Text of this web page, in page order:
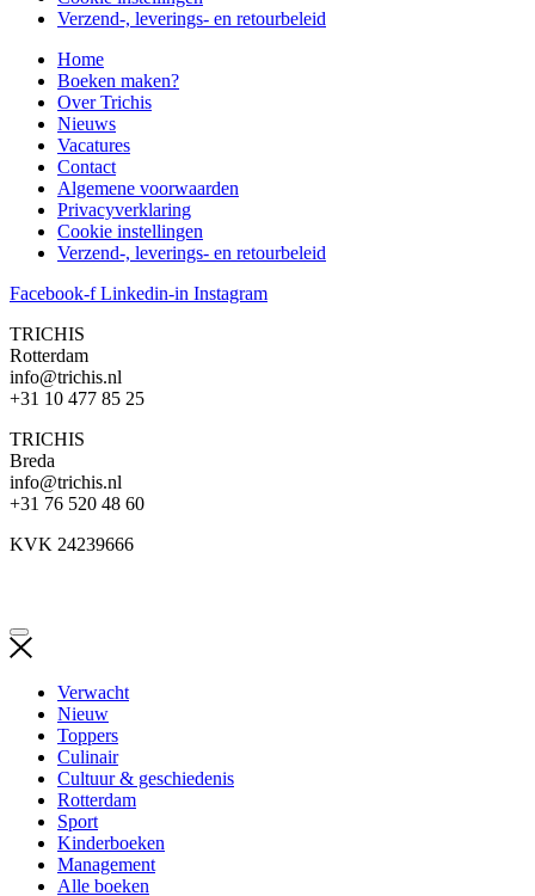
Verzend-, leverings- en retourbeleid
Home
Boeken maken?
Over Trichis
Nieuws
Vacatures
Contact
Algemene voorwaarden
Privacyverklaring
Cookie instellingen
Verzend-, leverings- en retourbeleid
Facebook-f Linkedin-in Instagram
TRICHIS
Rotterdam
info@trichis.nl
+31 10 477 85 25
TRICHIS
Breda
info@trichis.nl
+31 76 520 48 60
KVK 24239666
Verwacht
Nieuw
Toppers
Culinair
Cultuur & geschiedenis
Rotterdam
Sport
Kinderboeken
Management
Alle boeken